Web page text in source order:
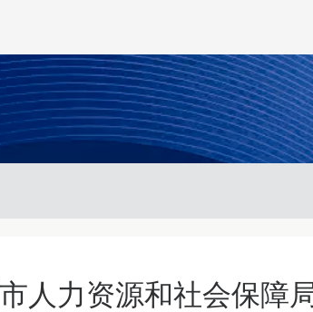
人力资源和社会保障